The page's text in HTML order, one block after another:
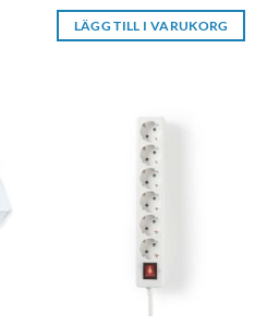
LÄGG TILL I VARUKORG